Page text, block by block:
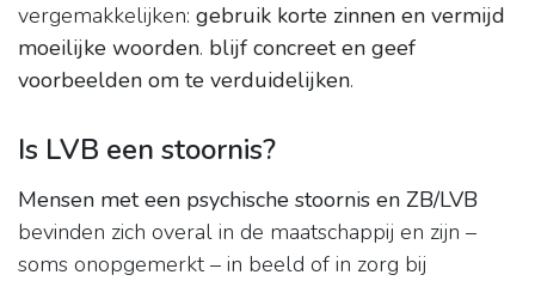
vergemakkelijken: gebruik korte zinnen en vermijd
moeilijke woorden. blijf concreet en geef
voorbeelden om te verduidelijken.
Is LVB een stoornis?
Mensen met een psychische stoornis en ZB/LVB
bevinden zich overal in de maatschappij en zijn –
soms onopgemerkt – in beeld of in zorg bij